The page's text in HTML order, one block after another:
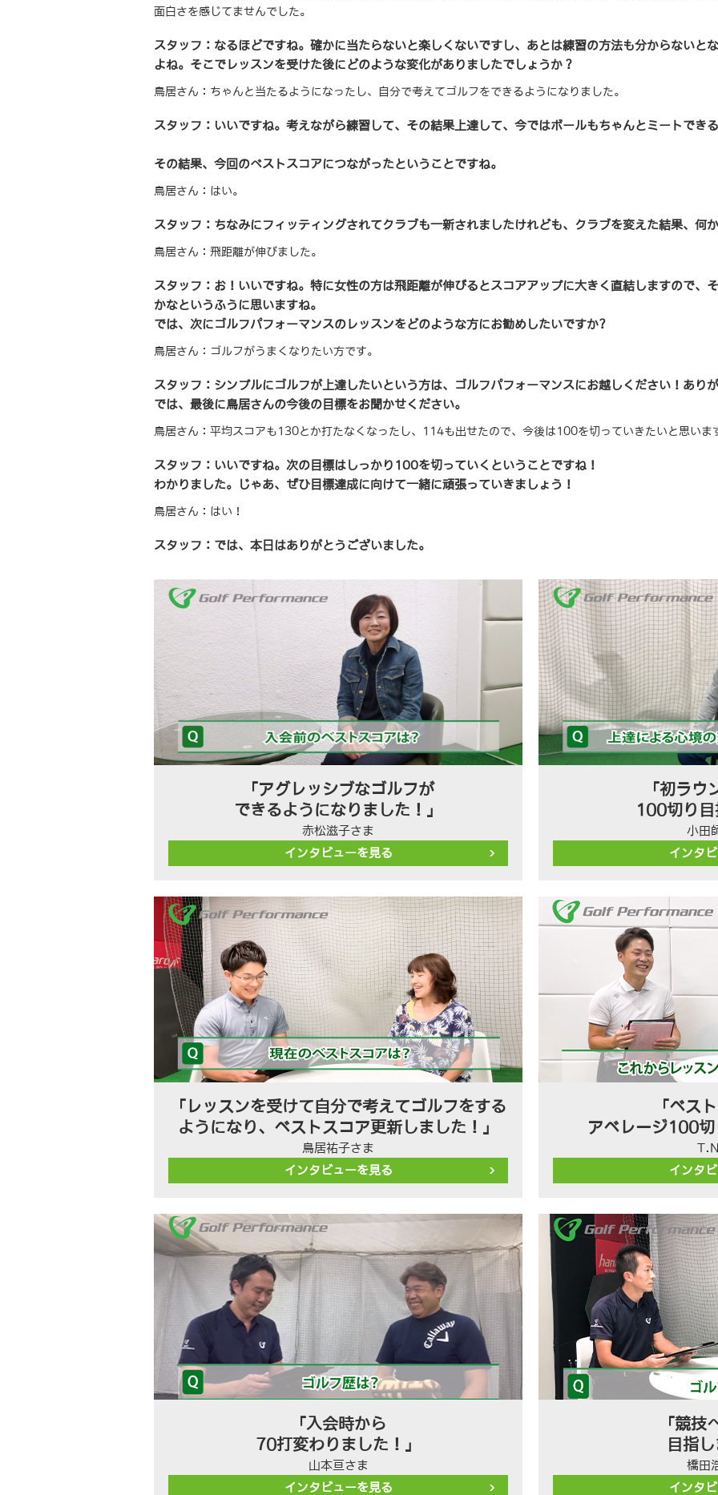
面白さを感じてませんでした。
スタッフ：なるほどですね。確かに当たらないと楽しくないですし、あとは練習の方法も分からないと
よね。そこでレッスンを受けた後にどのような変化がありましたでしょうか？
鳥居さん：ちゃんと当たるようになったし、自分で考えてゴルフをできるようになりました。
スタッフ：いいですね。考えながら練習して、その結果上達して、今ではボールもちゃんとミートでき
その結果、今回のベストスコアにつながったということですね。
鳥居さん：はい。
スタッフ：ちなみにフィッティングされてクラブも一新されましたけれども、クラブを変えた結果、何
鳥居さん：飛距離が伸びました。
スタッフ：お！いいですね。特に女性の方は飛距離が伸びるとスコアアップに大きく直結しますので、
かなというふうに思いますね。
では、次にゴルフパフォーマンスのレッスンをどのような方にお勧めしたいですか?
鳥居さん：ゴルフがうまくなりたい方です。
スタッフ：シンプルにゴルフが上達したいという方は、ゴルフパフォーマンスにお越しください！あり
では、最後に鳥居さんの今後の目標をお聞かせください。
鳥居さん：平均スコアも130とか打たなくなったし、114も出せたので、今後は100を切っていきたいと思いま
スタッフ：いいですね。次の目標はしっかり100を切っていくということですね！
わかりました。じゃあ、ぜひ目標達成に向けて一緒に頑張っていきましょう！
鳥居さん：はい！
スタッフ：では、本日はありがとうございました。
「アグレッシブなゴルフが
できるようになりました！」
赤松滋子さま
インタビューを見る
「初ラウ
100切り目
小田
インタ
「レッスンを受けて自分で考えてゴルフをする
ようになり、ベストスコア更新しました！」
鳥居祐子さま
インタビューを見る
「ベス
アベレージ100
インタ
「入会時から
70打変わりました！」
山本亘さま
インタビューを見る
「競技
目指
橋田
インタ